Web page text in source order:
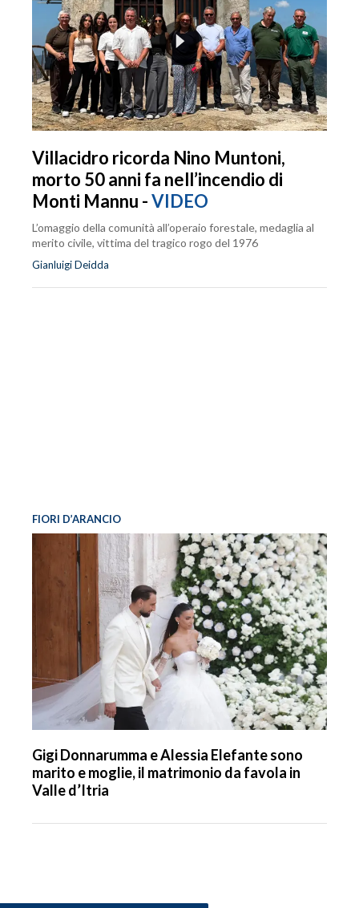
Villacidro ricorda Nino Muntoni,
morto 50 anni fa nell’incendio di
Monti Mannu -VIDEO
L’omaggio della comunità all’operaio forestale, medaglia al
merito civile, vittima del tragico rogo del 1976
Gianluigi Deidda
FIORI D’ARANCIO
Gigi Donnarumma e Alessia Elefante sono
marito e moglie, il matrimonio da favola in
Valle d’Itria